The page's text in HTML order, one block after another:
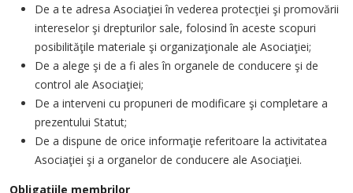
De a te adresa Asociaţiei în vederea protecţiei şi promovării
intereselor şi drepturilor sale, folosind în aceste scopuri
posibilităţile materiale şi organizaţionale ale Asociaţiei;
De a alege şi de a fi ales în organele de conducere şi de
control ale Asociaţiei;
De a interveni cu propuneri de modificare şi completare a
prezentului Statut;
De a dispune de orice informaţie referitoare la activitatea
Asociaţiei şi a organelor de conducere ale Asociaţiei.
Obligațiile membrilor